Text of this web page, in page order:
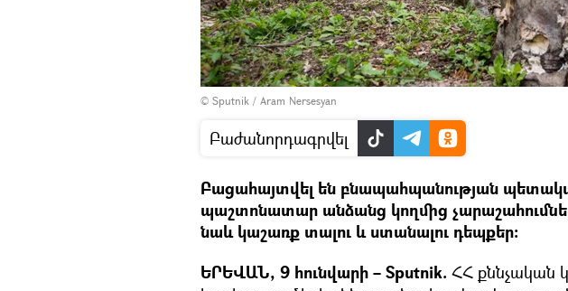
© Sputnik / Aram Nersesyan
Բաժանորդագրվել
Բացահայտվել են բնապահպանության
պաշտոնատար անձանց կողմից չարաշահումներ
նաև կաշառք տալու և ստանալու դեպքեր։
ԵՐԵՎԱՆ, 9 հունվարի – Sputnik. ՀՀ քննչական